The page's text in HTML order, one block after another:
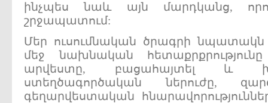
ինչպես նաև այն մարդկանց,
շրջապատում:
Մեր ուսումնական ծրագրի նպատակն
մեջ նախնական
արվեստը, բացահայտել և
ստեղծագործական ներուժը,
գեղարվեստական